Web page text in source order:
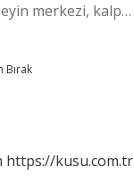
merkezi, kalp…
Bırak
https://kusu.com.tr